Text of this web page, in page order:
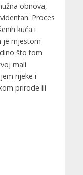
obnova,
Proces
kuća i
je mjestom
što tom
mali
rijeke i
prirode ili